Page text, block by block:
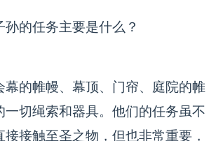
孙的任务主要是什么？
幕的帷幔、幕顶、门帘、庭院的帷
一切绳索和器具。他们的任务虽不
接触至圣之物，但也非常重要，